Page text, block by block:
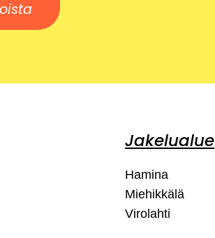
Jakelualue
Hamina
Miehikkälä
Virolahti